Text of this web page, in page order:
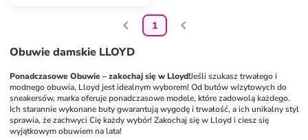
1
Obuwie damskie LLOYD
Ponadczasowe Obuwie – zakochaj się w Lloyd!Jeśli szukasz trwałego i
modnego obuwia, Lloyd jest idealnym wyborem! Od butów wizytowych do
sneakersów, marka oferuje ponadczasowe modele, które zadowolą każdego.
Ich starannie wykonane buty gwarantują wygodę i trwałość, a ich unikalny styl
sprawia, że zachwyci Cię każdy wybór! Zakochaj się w Lloyd i ciesz się
wyjątkowym obuwiem na lata!